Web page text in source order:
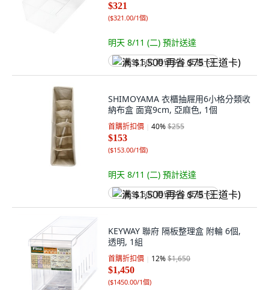
$321
($321.00/1個)
明天 8/11 (二) 預計送達
满 $1,500 再省 $75 (王道卡)
SHIMOYAMA 衣櫃抽屜用6小格分類收
納布盒 面寬9cm, 亞麻色, 1個
首購折扣價 40%$255
$153
($153.00/1個)
明天 8/11 (二) 預計送達
满 $1,500 再省 $75 (王道卡)
KEYWAY 聯府 隔板整理盒 附輪 6個,
透明, 1組
首購折扣價 12%$1,650
$1,450
($1450.00/1個)